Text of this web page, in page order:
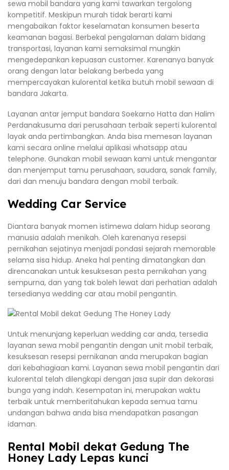
sewa mobil bandara yang kami tawarkan tergolong
kompetitif. Meskipun murah tidak berarti kami
mengabaikan faktor keselamatan konsumen beserta
keamanan bagasi. Berbekal pengalaman dalam bidang
transportasi, layanan kami semaksimal mungkin
mengedepankan kepuasan customer. Karenanya banyak
orang dengan latar belakang berbeda yang
mempercayakan kulorental ketika butuh mobil sewaan di
bandara Jakarta.
Layanan antar jemput bandara Soekarno Hatta dan Halim
Perdanakusuma dari perusahaan terbaik seperti kulorental
layak anda pertimbangkan. Anda bisa memesan layanan
kami secara online melalui aplikasi whatsapp atau
telephone. Gunakan mobil sewaan kami untuk mengantar
dan menjemput tamu perusahaan, saudara, sanak family,
dari dan menuju bandara dengan mobil terbaik.
Wedding Car Service
Diantara banyak momen istimewa dalam hidup seorang
manusia adalah menikah. Oleh karenanya resepsi
pernikahan sejatinya menjadi pondasi sejarah memorable
selama sisa hidup. Aneka hal penting dimatangkan dan
direncanakan untuk kesuksesan pesta pernikahan yang
sempurna, dan yang tak boleh lewat dari perhatian adalah
tersedianya wedding car atau mobil pengantin.
Untuk menunjang keperluan wedding car anda, tersedia
layanan sewa mobil pengantin dengan unit mobil terbaik,
kesuksesan resepsi pernikanan anda merupakan bagian
dari kebahagiaan kami. Layanan sewa mobil pengantin dari
kulorental telah dilengkapi dengan jasa supir dan dekorasi
bunga yang indah. Kesempatan ini, merupakan waktu
terbaik untuk memberitahukan kepada semua tamu
undangan bahwa anda bisa mendapatkan pasangan
idaman.
Rental Mobil dekat Gedung The
Honey Lady Lepas kunci